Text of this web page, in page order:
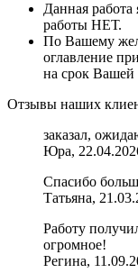
Данная работа
работы НЕТ.
По Вашему
оглавление
на срок Вашей
Отзывы наших
заказал,
Юра,
Спасибо
Татьяна,
Работу
огромное!
Регина,